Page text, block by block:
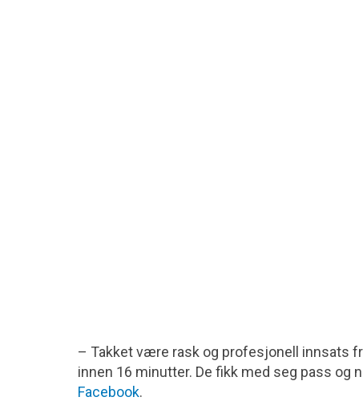
– Takket være rask og profesjonell innsats
innen 16 minutter. De fikk med seg pass og
Facebook.